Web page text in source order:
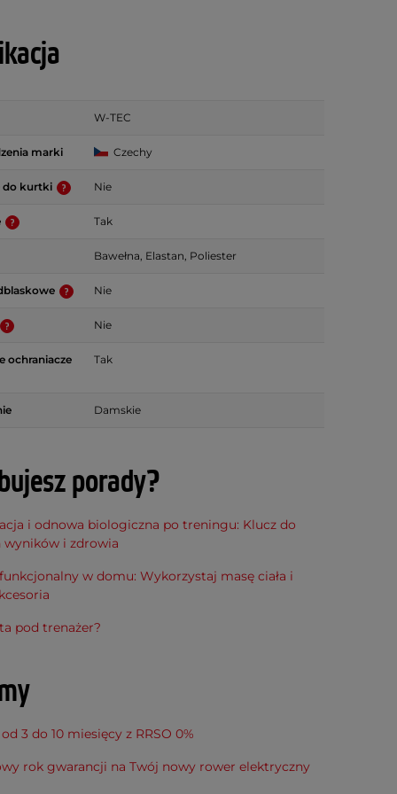
W-TEC
marki Czechy
do kurtki Nie
Tak
Bawełna, Elastan, Poliester
Nie
Nie
ochraniacze Tak
Damskie
porady?
i odnowa biologiczna po treningu: Klucz do
wyników i zdrowia
w domu: Wykorzystaj masę ciała i
pod trenażer?
3 do 10 miesięcy z RRSO 0%
rok gwarancji na Twój nowy rower elektryczny